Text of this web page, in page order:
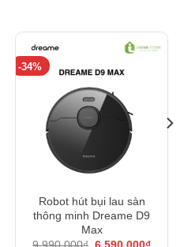
-34%
Robot hút bụi lau sàn
thông minh Dreame D9
Max
9.990.000₫ Giá
6.590.000₫Giá